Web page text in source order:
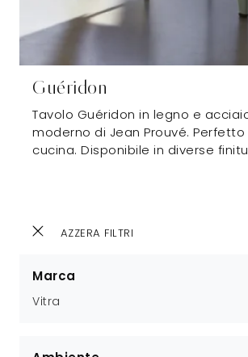
AZZERA FILTRI
Marca
Vitra
Guéridon
Tavolo Guéridon in legno e
moderno di Jean Prouvé.
cucina. Disponibile in diverse